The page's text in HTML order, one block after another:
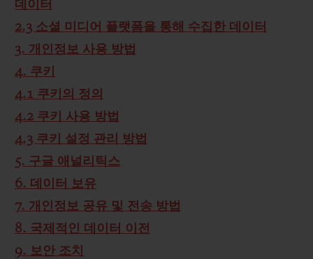
데이터
2.3 소셜 미디어 플랫폼을 통해 수집한 데이터
3. 개인정보 사용 방법
4. 쿠키
4.1 쿠키의 정의
4.2 쿠키 사용 방법
4.3 쿠키 설정 관리 방법
5. 구글 애널리틱스
6. 데이터 보유
7. 개인정보 공유 및 전송 방법
8. 국제적인 데이터 이전
9. 보안 조치